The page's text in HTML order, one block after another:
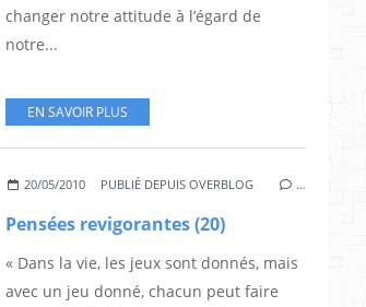
changer notre attitude à l’égard de
notre...
EN SAVOIR PLUS
20/05/2010 PUBLIÉ DEPUIS OVERBLOG …
Pensées revigorantes (20)
« Dans la vie, les jeux sont donnés, mais
avec un jeu donné, chacun peut faire